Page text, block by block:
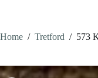
Home / Tretford / 573